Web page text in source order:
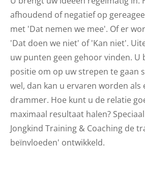
afhoudend of negatief op
met 'Dat nemen we mee'. Of er
'Dat doen we niet' of 'Kan niet'.
uw punten geen gehoor vinden. U
positie om op uw strepen te gaan
wel, dan kan u ervaren worden als
drammer. Hoe kunt u de relatie
maximaal resultaat halen?
Jongkind Training & Coaching de
beïnvloeden' ontwikkeld.